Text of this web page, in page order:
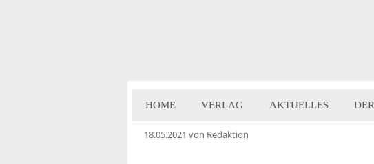
HOME VERLAG AKTUELLES
18.05.2021 von Redaktion